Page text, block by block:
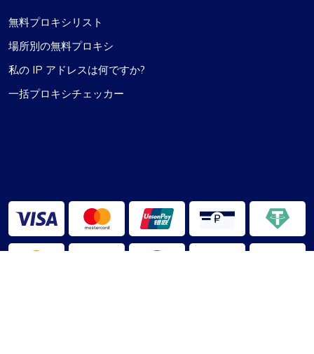
無料プロキシリスト
場所別の無料プロキシ
私の IP アドレスは何ですか?
一括プロキシチェッカー